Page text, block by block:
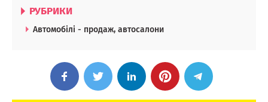
РУБРИКИ
Автомобілі - продаж, автосалони